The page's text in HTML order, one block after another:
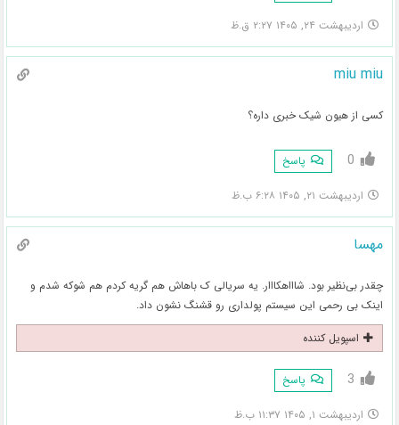
اردیبهشت ۲۴, ۱۴۰۵ ۲:۲۷ ق.ظ
miu miu
کسی از هیون شیک خبری داره؟
0 پاسخ
اردیبهشت ۲۱, ۱۴۰۵ ۶:۲۸ ب.ظ
مهسا
چقدر بی‌نظیر بود. شاااهکااار. یه سریالی ک باهاش هم گریه کردم هم شوکه شدم و
اینک بی رحمی این سیستم پولداری رو قشنگ نشون داد.
اسپویل کننده
3 پاسخ
اردیبهشت ۱, ۱۴۰۵ ۱۱:۳۷ ب.ظ